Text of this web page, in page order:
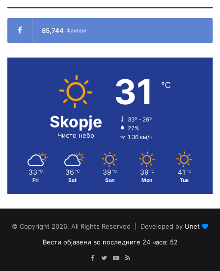
85,744 Фанови
Skopje
Чисто небо
31 ℃
33º - 26º
27%
1.36 км/ч
33 ℃
Fri
36 ℃
Sat
39 ℃
Sun
39 ℃
Mon
41 ℃
Tue
© Copyright 2026, All Rights Reserved | Developed by Unet
Вести објавени во последните 24 часа: 52
Facebook
TwitterYouTube
RSS